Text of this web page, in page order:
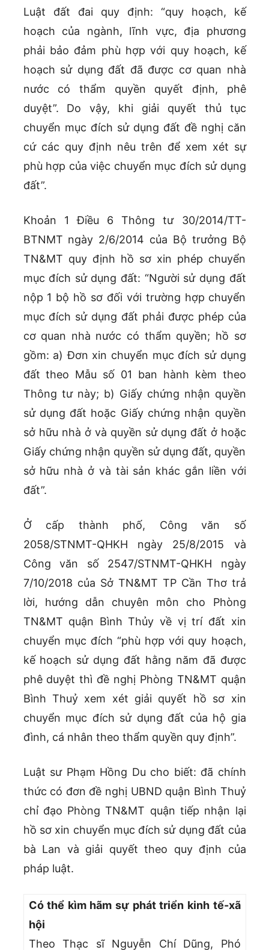
Luật đất đai quy định: “quy hoạch, kế
hoạch của ngành, lĩnh vực, địa phương
phải bảo đảm phù hợp với quy hoạch, kế
hoạch sử dụng đất đã được cơ quan nhà
nước có thẩm quyền quyết định, phê
duyệt”. Do vậy, khi giải quyết thủ tục
chuyển mục đích sử dụng đất đề nghị căn
cứ các quy định nêu trên để xem xét sự
phù hợp của việc chuyển mục đích sử dụng
đất”.
Khoản 1 Điều 6 Thông tư 30/2014/TT-
BTNMT ngày 2/6/2014 của Bộ trưởng Bộ
TN&MT quy định hồ sơ xin phép chuyển
mục đích sử dụng đất: “Người sử dụng đất
nộp 1 bộ hồ sơ đối với trường hợp chuyển
mục đích sử dụng đất phải được phép của
cơ quan nhà nước có thẩm quyền; hồ sơ
gồm: a) Đơn xin chuyển mục đích sử dụng
đất theo Mẫu số 01 ban hành kèm theo
Thông tư này; b) Giấy chứng nhận quyền
sử dụng đất hoặc Giấy chứng nhận quyền
sở hữu nhà ở và quyền sử dụng đất ở hoặc
Giấy chứng nhận quyền sử dụng đất, quyền
sở hữu nhà ở và tài sản khác gắn liền với
đất”.
Ở cấp thành phố, Công văn số
2058/STNMT-QHKH ngày 25/8/2015 và
Công văn số 2547/STNMT-QHKH ngày
7/10/2018 của Sở TN&MT TP Cần Thơ trả
lời, hướng dẫn chuyên môn cho Phòng
TN&MT quận Bình Thủy về vị trí đất xin
chuyển mục đích “phù hợp với quy hoạch,
kế hoạch sử dụng đất hằng năm đã được
phê duyệt thì đề nghị Phòng TN&MT quận
Bình Thuỷ xem xét giải quyết hồ sơ xin
chuyển mục đích sử dụng đất của hộ gia
đình, cá nhân theo thẩm quyền quy định”.
Luật sư Phạm Hồng Du cho biết: đã chính
thức có đơn đề nghị UBND quận Bình Thuỷ
chỉ đạo Phòng TN&MT quận tiếp nhận lại
hồ sơ xin chuyển mục đích sử dụng đất của
bà Lan và giải quyết theo quy định của
pháp luật.
Có thể kìm hãm sự phát triển kinh tế-xã
hội
Theo Thạc sĩ Nguyễn Chí Dũng, Phó